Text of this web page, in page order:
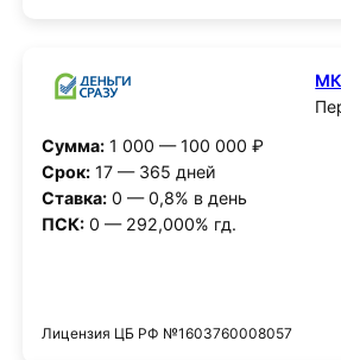
Сумма:1 000 — 100 000 ₽
Срок:17 — 365 дней
Ставка:0 — 0,8% в день
ПСК:0 — 292,000% гд.
Лицензия ЦБ РФ №1603760008057